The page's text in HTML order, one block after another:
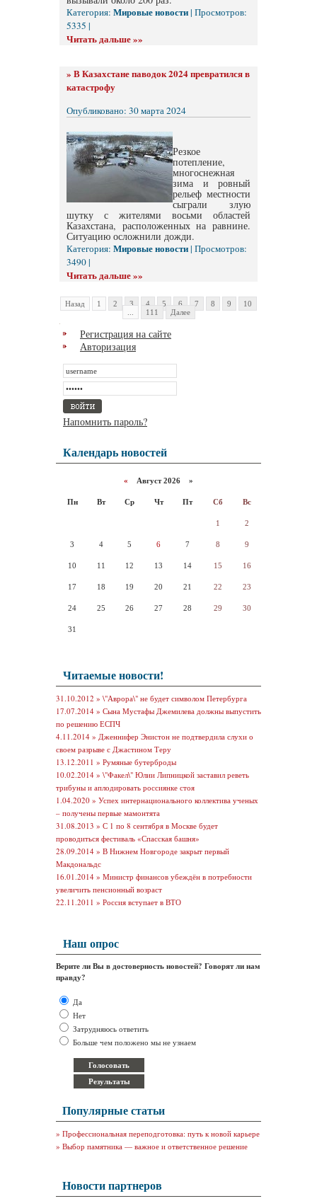
Категория: Мировые новости| Просмотров:
5335 |
Читать дальше »»
» В Казахстане паводок 2024 превратился в
катастрофу
Опубликовано: 30 марта 2024
Резкое
потепление,
многоснежная
зима и ровный
рельеф местности
сыграли злую
шутку с жителями восьми областей
Казахстана, расположенных на равнине.
Ситуацию осложнили дожди.
Категория: Мировые новости| Просмотров:
3490 |
Читать дальше »»
Назад 1 2 3 4 5 6 7 8 9
10
111 Далее
Регистрация на сайте
Авторизация
Напомнить пароль?
Календарь новостей
« Август 2026 »
Пн Вт Ср Чт Пт Сб Вс
1 2
3 4 5 6 7 8 9
10 11 12 13 14 15 16
17 18 19 20 21 22 23
24 25 26 27 28 29 30
31
Читаемые новости!
31.10.2012 » \"Аврора\" не будет символом Петербурга
17.07.2014 » Сына Мустафы Джемилева должны выпустить
по решению ЕСПЧ
4.11.2014 » Дженнифер Энистон не подтвердила слухи о
своем разрыве с Джастином Теру
13.12.2011 » Румяные бутерброды
10.02.2014 » \"Факел\" Юлии Липницкой заставил реветь
трибуны и аплодировать россиянке стоя
1.04.2020 » Успех интернационального коллектива ученых
– получены первые мамонтята
31.08.2013 » С 1 по 8 сентября в Москве будет
проводиться фестиваль «Спасская башня»
28.09.2014 » В Нижнем Новгороде закрыт первый
Макдональдс
16.01.2014 » Министр финансов убеждён в потребности
увеличить пенсионный возраст
22.11.2011 » Россия вступает в ВТО
Наш опрос
Верите ли Вы в достоверность новостей? Говорят ли нам
правду?
Да
Нет
Затрудняюсь ответить
Больше чем положено мы не узнаем
Популярные статьи
» Профессиональная переподготовка: путь к новой карьере
» Выбор памятника — важное и ответственное решение
Новости партнеров